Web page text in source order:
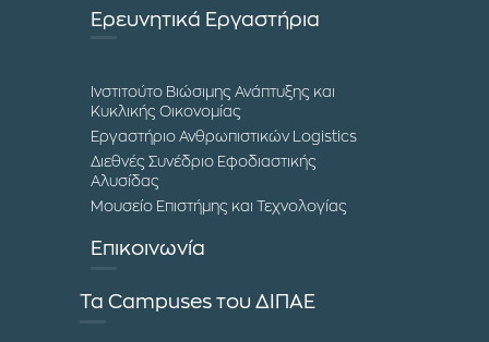
Ερευνητικά Εργαστήρια
Ινστιτούτο Βιώσιμης Ανάπτυξης και
Κυκλικής Οικονομίας
Εργαστήριο Ανθρωπιστικών Logistics
Διεθνές Συνέδριο Εφοδιαστικής
Αλυσίδας
Μουσείο Επιστήμης και Τεχνολογίας
Επικοινωνία
Τα Campuses του ΔΙΠΑΕ